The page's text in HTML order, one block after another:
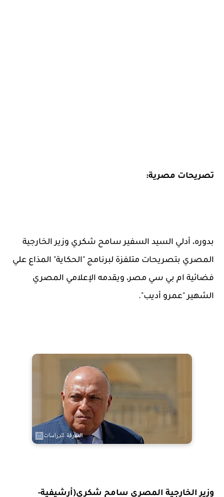
تصريحات مصرية:
بدوره، أدلي السيد السفير سامح شكري وزير الخارجية
المصري بتصريحات متلفزة لبرنامج "الحكاية" المذاع علي
فضائية ام بي سي مصر، ويقدمه الإعلامي المصري
الشهير "عمرو أديب".
وزير الخارجية المصري سامح شكري(أرشيفية-